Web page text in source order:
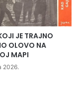
JE TRAJNO
OLOVO NA
MAPI
2026.